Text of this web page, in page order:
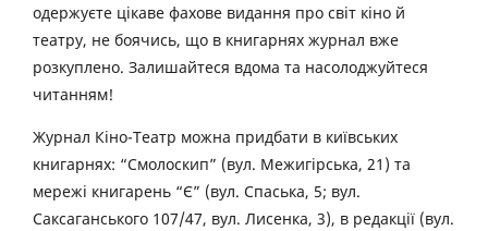
одержуєте цікаве фахове видання про світ кіно й
театру, не боячись, що в книгарнях журнал вже
розкуплено. Залишайтеся вдома та насолоджуйтеся
читанням!
Журнал Кіно-Театр можна придбати в київських
книгарнях: “Смолоскип” (вул. Межигірська, 21) та
мережі книгарень “Є” (вул. Спаська, 5; вул.
Саксаганського 107/47, вул. Лисенка, 3), в редакції (вул.